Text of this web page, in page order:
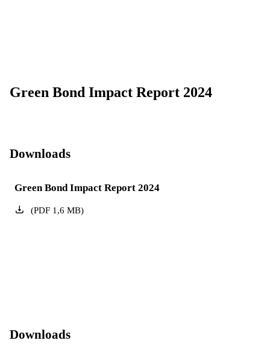
Green Bond Impact Report 2024
Downloads
Green Bond Impact Report 2024
(PDF1,6 MB)
Downloads